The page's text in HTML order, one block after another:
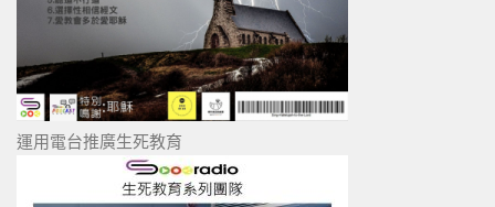
運用電台推廣生死教育